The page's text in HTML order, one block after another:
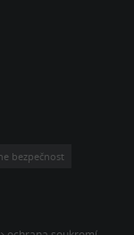
bezpečnost